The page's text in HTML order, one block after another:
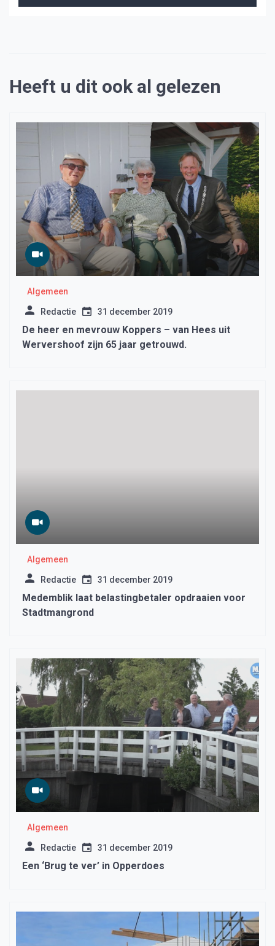
Heeft u dit ook al gelezen
Algemeen
Redactie 31 december 2019
De heer en mevrouw Koppers – van Hees uit
Wervershoof zijn 65 jaar getrouwd.
Algemeen
Redactie 31 december 2019
Medemblik laat belastingbetaler opdraaien voor
Stadtmangrond
Algemeen
Redactie 31 december 2019
Een ‘Brug te ver’ in Opperdoes